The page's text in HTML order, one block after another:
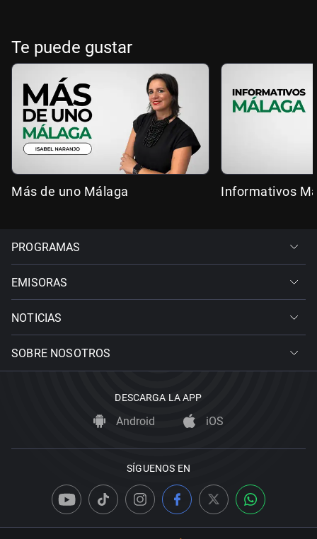
Te puede gustar
Más de uno Málaga Informativos
PROGRAMAS
EMISORAS
NOTICIAS
SOBRE NOSOTROS
DESCARGA LA APP
Android iOS
SÍGUENOS EN